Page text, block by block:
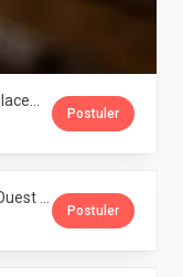
Postuler
Postuler